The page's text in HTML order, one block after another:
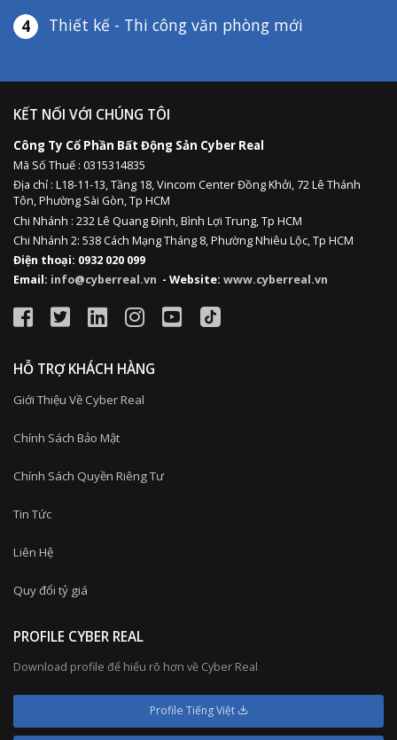
4
Thiết kế - Thi công văn phòng mới
KẾT NỐI VỚI CHÚNG TÔI
Công Ty Cổ Phần Bất Động Sản Cyber Real
Mã Số Thuế : 0315314835
Địa chỉ : L18-11-13,Tầng 18, Vincom Center Đồng Khởi, 72 Lê Thánh
Tôn, Phường Sài Gòn, Tp HCM
Chi Nhánh : 232 Lê Quang Định,Bình Lợi Trung,Tp HCM
Chi Nhánh 2: 538 Cách Mạng Tháng 8, Phường Nhiêu Lộc, Tp HCM
Điện thoại: 0932 020 099
Email: info@cyberreal.vn - Website: www.cyberreal.vn
HỖ TRỢ KHÁCH HÀNG
Giới Thiệu Về Cyber Real
Chính Sách Bảo Mật
Chính Sách Quyền Riêng Tư
Tin Tức
Liên Hệ
Quy đổi tỷ giá
PROFILE CYBER REAL
Download profile để hiểu rõ hơn về Cyber Real
Profile Tiếng Việt